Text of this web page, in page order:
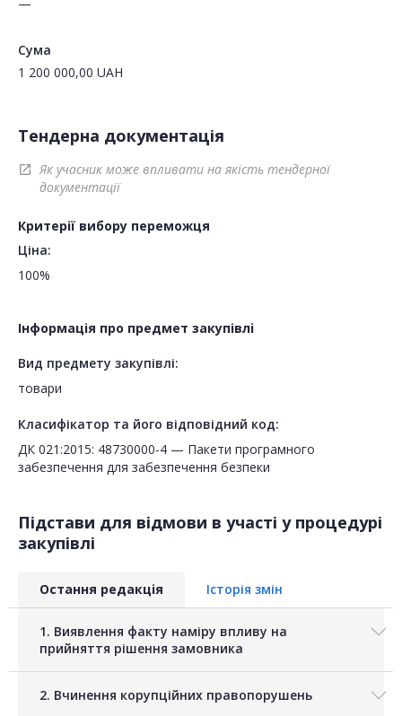
Сума
1 200 000,00 UAH
Тендерна документація
open_in_new
Як учасник може впливати на якість тендерної
документації
Критерії вибору переможця
Ціна:
100%
Інформація про предмет закупівлі
Вид предмету закупівлі:
товари
Класифікатор та його відповідний код:
ДК 021:2015: 48730000-4 — Пакети програмного
забезпечення для забезпечення безпеки
Підстави для відмови в участі у процедурі
закупівлі
Остання редакція Історія змін
1. Виявлення факту наміру впливу на
прийняття рішення замовника
2. Вчинення корупційних правопорушень